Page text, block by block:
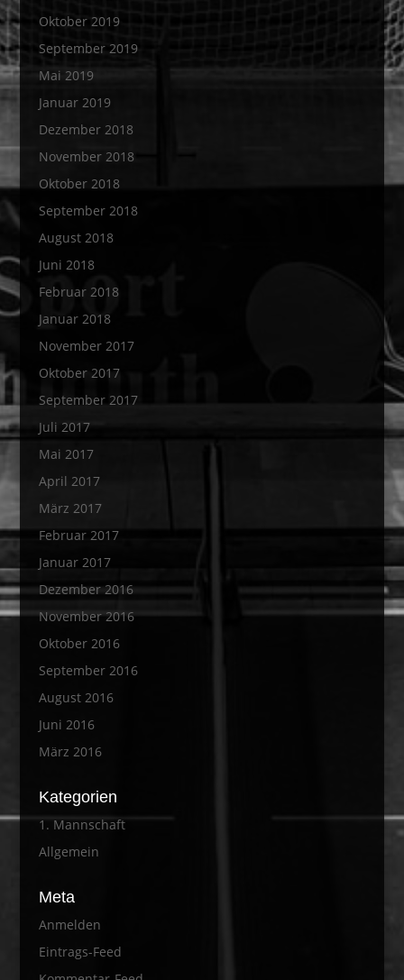
Oktober 2019
September 2019
Mai 2019
Januar 2019
Dezember 2018
November 2018
Oktober 2018
September 2018
August 2018
Juni 2018
Februar 2018
Januar 2018
November 2017
Oktober 2017
September 2017
Juli 2017
Mai 2017
April 2017
März 2017
Februar 2017
Januar 2017
Dezember 2016
November 2016
Oktober 2016
September 2016
August 2016
Juni 2016
März 2016
Kategorien
1. Mannschaft
Allgemein
Meta
Anmelden
Eintrags-Feed